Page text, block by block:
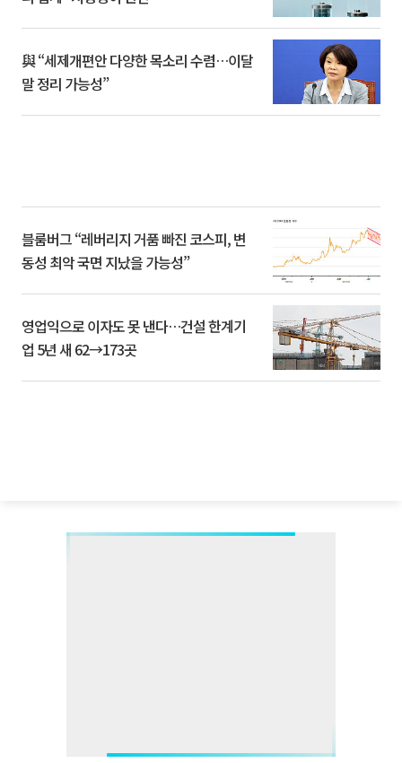
與 “세제개편안 다양한 목소리 수렴…이달
말 정리 가능성”
블룸버그 “레버리지 거품 빠진 코스피, 변
동성 최악 국면 지났을 가능성”
영업익으로 이자도 못 낸다…건설 한계기
업 5년 새 62→173곳